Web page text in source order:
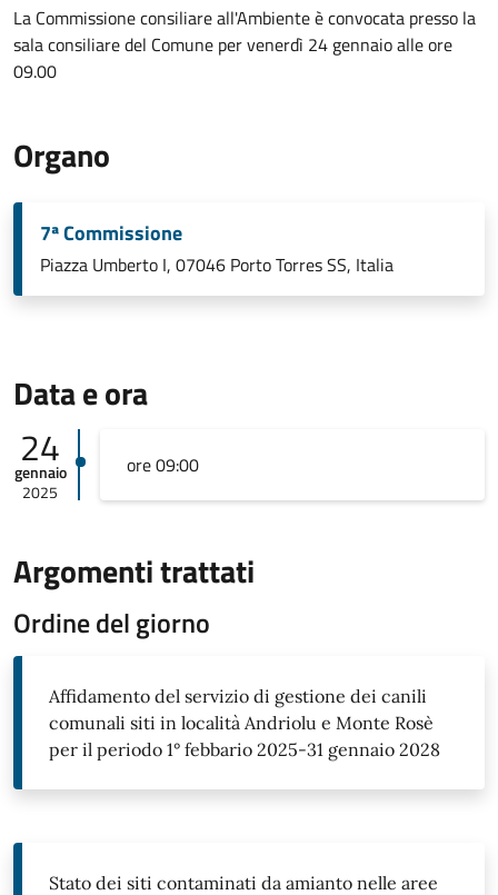
La Commissione consiliare all'Ambiente è convocata presso la
sala consiliare del Comune per venerdì 24 gennaio alle ore
09.00
Organo
7ª Commissione
Piazza Umberto I, 07046 Porto Torres SS, Italia
Data e ora
24
gennaio
2025
ore 09:00
Argomenti trattati
Ordine del giorno
Affidamento del servizio di gestione dei canili
comunali siti in località Andriolu e Monte Rosè
per il periodo 1° febbario 2025-31 gennaio 2028
Stato dei siti contaminati da amianto nelle aree